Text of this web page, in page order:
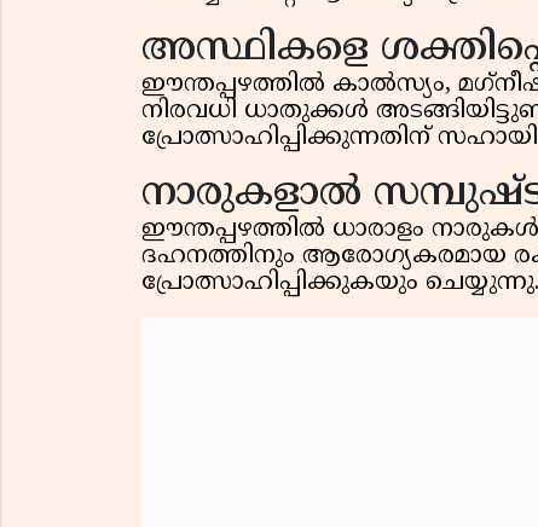
അസ്ഥികളെ
ഈന്തപ്പഴത്തില്‍ കാല്‍സ്യം,
നിരവധി ധാതുക്കള്‍
പ്രോത്സാഹിപ്പിക്കുന്നതിന്
നാരുകളാല്‍
ഈന്തപ്പഴത്തില്‍ ധാരാളം
ദഹനത്തിനും ആരോഗ്യകരമായ
പ്രോത്സാഹിപ്പിക്കുകയും ചെയ്യുന്നു.